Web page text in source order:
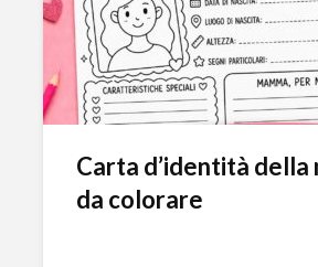
Carta d’identità della
da colorare